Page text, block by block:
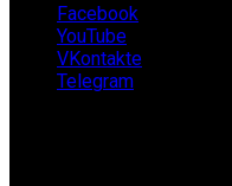
Facebook
YouTube
VKontakte
Telegram